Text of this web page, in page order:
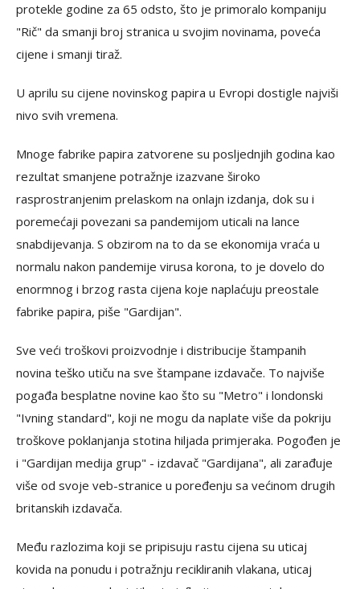
protekle godine za 65 odsto, što je primoralo kompaniju
"Rič" da smanji broj stranica u svojim novinama, poveća
cijene i smanji tiraž.
U aprilu su cijene novinskog papira u Evropi dostigle najviši
nivo svih vremena.
Mnoge fabrike papira zatvorene su posljednjih godina kao
rezultat smanjene potražnje izazvane široko
rasprostranjenim prelaskom na onlajn izdanja, dok su i
poremećaji povezani sa pandemijom uticali na lance
snabdijevanja. S obzirom na to da se ekonomija vraća u
normalu nakon pandemije virusa korona, to je dovelo do
enormnog i brzog rasta cijena koje naplaćuju preostale
fabrike papira, piše "Gardijan".
Sve veći troškovi proizvodnje i distribucije štampanih
novina teško utiču na sve štampane izdavače. To najviše
pogađa besplatne novine kao što su "Metro" i londonski
"Ivning standard", koji ne mogu da naplate više da pokriju
troškove poklanjanja stotina hiljada primjeraka. Pogođen je
i "Gardijan medija grup" - izdavač "Gardijana", ali zarađuje
više od svoje veb-stranice u poređenju sa većinom drugih
britanskih izdavača.
Među razlozima koji se pripisuju rastu cijena su uticaj
kovida na ponudu i potražnju recikliranih vlakana, uticaj